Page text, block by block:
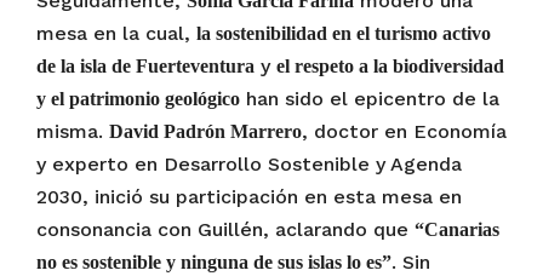
mesa en la cual, la sostenibilidad en el turismo activo
de la isla de Fuerteventura y el respeto a la biodiversidad
y el patrimonio geológico han sido el epicentro de la
misma. David Padrón Marrero, doctor en Economía
y experto en Desarrollo Sostenible y Agenda
2030, inició su participación en esta mesa en
consonancia con Guillén, aclarando que “Canarias
no es sostenible y ninguna de sus islas lo es”. Sin